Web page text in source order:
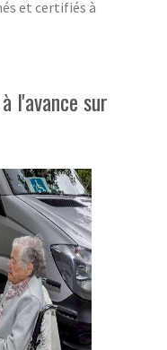
et certifiés à
l'avance sur